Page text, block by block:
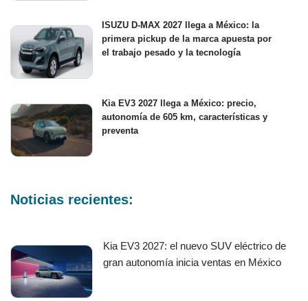
ISUZU D-MAX 2027 llega a México: la
primera pickup de la marca apuesta por
el trabajo pesado y la tecnología
Kia EV3 2027 llega a México: precio,
autonomía de 605 km, características y
preventa
Noticias recientes:
Kia EV3 2027: el nuevo SUV eléctrico de
gran autonomía inicia ventas en México